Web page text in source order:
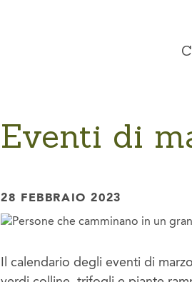
Eventi di
28 FEBBRAIO 2023
Il calendario degli eventi di